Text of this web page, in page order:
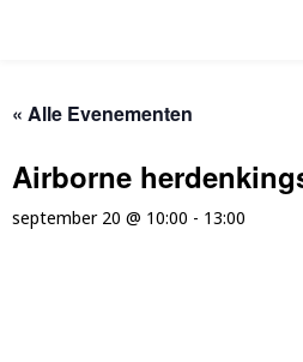
« Alle Evenementen
Airborne
september 20 @ 10:00 - 13:00